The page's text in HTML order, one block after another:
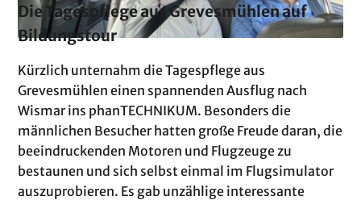
Die Tagespflege aus Grevesmühlen auf
Bildungstour
Kürzlich unternahm die Tagespflege aus
Grevesmühlen einen spannenden Ausflug nach
Wismar ins phanTECHNIKUM. Besonders die
männlichen Besucher hatten große Freude daran, die
beeindruckenden Motoren und Flugzeuge zu
bestaunen und sich selbst einmal im Flugsimulator
auszuprobieren. Es gab unzählige interessante